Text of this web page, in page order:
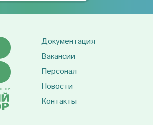
Документация
Вакансии
Персонал
Новости
Контакты